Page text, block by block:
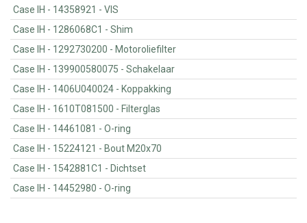
Case IH - 14358921 - VIS
Case IH - 1286068C1 - Shim
Case IH - 1292730200 - Motoroliefilter
Case IH - 139900580075 - Schakelaar
Case IH - 1406U040024 - Koppakking
Case IH - 1610T081500 - Filterglas
Case IH - 14461081 - O-ring
Case IH - 15224121 - Bout M20x70
Case IH - 1542881C1 - Dichtset
Case IH - 14452980 - O-ring